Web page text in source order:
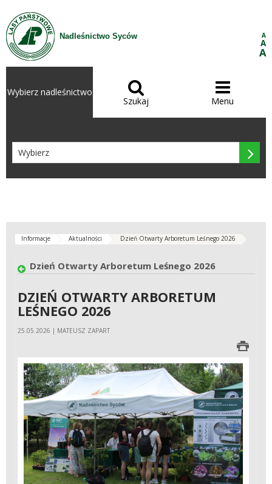
Przejdź do treści
Nadleśnictwo Syców A
A
A
Wybierz nadleśnictwo 
Szukaj

Menu

Informacje Aktualności Dzień Otwarty Arboretum Leśnego 2026
Dzień Otwarty Arboretum Leśnego 2026
DZIEŃ OTWARTY ARBORETUM
LEŚNEGO 2026
25.05.2026 | MATEUSZ ZAPART